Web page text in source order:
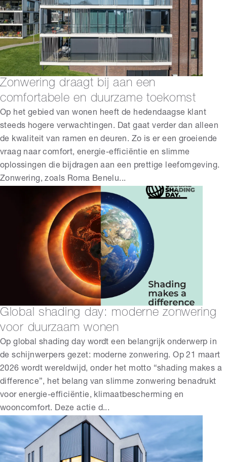
Zonwering draagt bij aan een
comfortabele en duurzame toekomst
Op het gebied van wonen heeft de hedendaagse klant
steeds hogere verwachtingen. Dat gaat verder dan alleen
de kwaliteit van ramen en deuren. Zo is er een groeiende
vraag naar comfort, energie-efficiëntie en slimme
oplossingen die bijdragen aan een prettige leefomgeving.
Zonwering, zoals Roma Benelu...
Global shading day: moderne zonwering
voor duurzaam wonen
Op global shading day wordt een belangrijk onderwerp in
de schijnwerpers gezet: moderne zonwering. Op 21 maart
2026 wordt wereldwijd, onder het motto “shading makes a
difference”, het belang van slimme zonwering benadrukt
voor energie-efficiëntie, klimaatbescherming en
wooncomfort. Deze actie d...